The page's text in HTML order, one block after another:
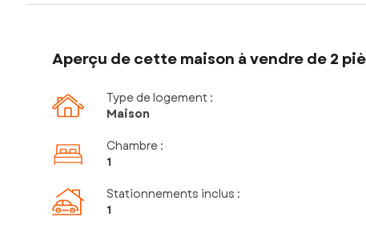
Aperçu de cette maison à vendre de 2
Type de logement :
Maison
Chambre :
1
Stationnements inclus :
1